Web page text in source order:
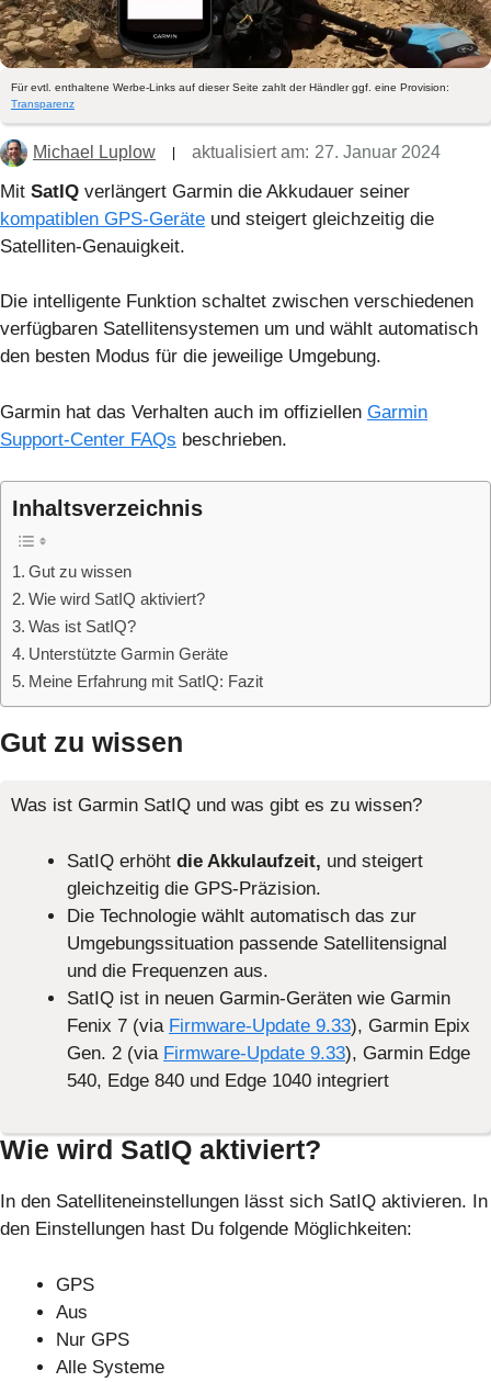
Für evtl. enthaltene Werbe-Links auf dieser Seite zahlt der Händler ggf. eine Provision:
Transparenz
Michael Luplow aktualisiert am: 27. Januar 2024
Mit SatIQ verlängert Garmin die Akkudauer seiner
kompatiblen GPS-Geräte und steigert gleichzeitig die
Satelliten-Genauigkeit.
Die intelligente Funktion schaltet zwischen verschiedenen
verfügbaren Satellitensystemen um und wählt automatisch
den besten Modus für die jeweilige Umgebung.
Garmin hat das Verhalten auch im offiziellen Garmin
Support-Center FAQs beschrieben.
Inhaltsverzeichnis
Gut zu wissen
Wie wird SatIQ aktiviert?
Was ist SatIQ?
Unterstützte Garmin Geräte
Meine Erfahrung mit SatIQ: Fazit
Gut zu wissen
Was ist Garmin SatIQ und was gibt es zu wissen?
SatIQ erhöht die Akkulaufzeit, und steigert
gleichzeitig die GPS-Präzision.
Die Technologie wählt automatisch das zur
Umgebungssituation passende Satellitensignal
und die Frequenzen aus.
SatIQ ist in neuen Garmin-Geräten wie Garmin
Fenix 7 (via Firmware-Update 9.33), Garmin Epix
Gen. 2 (via Firmware-Update 9.33), Garmin Edge
540, Edge 840 und Edge 1040 integriert
Wie wird SatIQ aktiviert?
In den Satelliteneinstellungen lässt sich SatIQ aktivieren. In
den Einstellungen hast Du folgende Möglichkeiten:
GPS
Aus
Nur GPS
Alle Systeme